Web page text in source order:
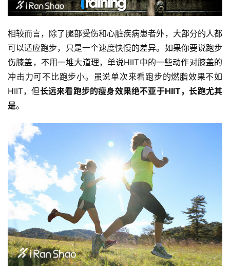
相较而言，除了腿部受伤和心脏疾病患者外，大部分的人都
可以适应跑步，只是一个速度快慢的差异。如果你要说跑步
伤膝盖，不用一堆大道理，单说HIIT中的一些动作对膝盖的
冲击力可不比跑步小。虽说单次来看跑步的燃脂效果不如
HIIT，但长远来看跑步的瘦身效果绝不亚于HIIT，长跑尤其
是。